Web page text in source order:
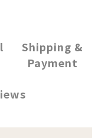
Shipping &
Payment